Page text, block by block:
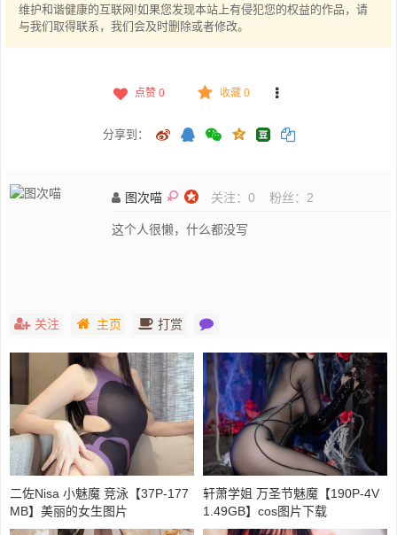
维护和谐健康的互联网!如果您发现本站上有侵犯您的权益的作品，请
与我们取得联系，我们会及时删除或者修改。
点赞 0 收藏 0
分享到：
图次喵 关注： 0 粉丝： 2
这个人很懒，什么都没写
关注 主页 打赏
二佐Nisa 小魅魔 竞泳【37P-177
MB】美丽的女生图片
轩萧学姐 万圣节魅魔【190P-4V
1.49GB】cos图片下载